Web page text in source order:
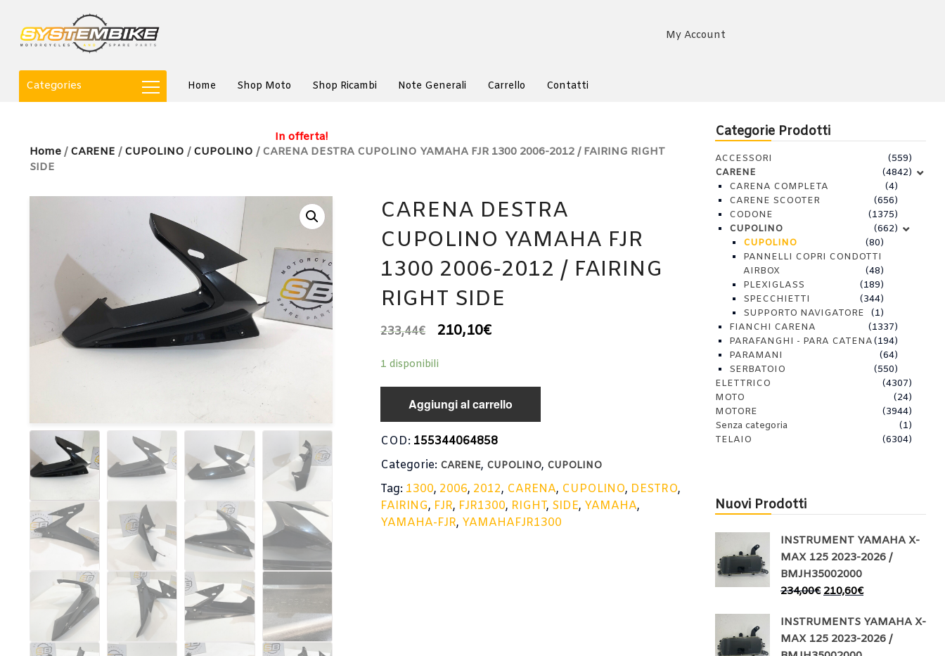
My Account
Categories Home Shop Moto Shop Ricambi Note Generali Carrello Contatti
Home / CARENE / CUPOLINO / CUPOLINO / CARENA DESTRA CUPOLINO YAMAHA FJR 1300 2006-2012 / FAIRING RIGHT
SIDE
In offerta!
CARENA DESTRA
CUPOLINO YAMAHA FJR
1300 2006-2012 / FAIRING
RIGHT SIDE
233,44€ 210,10€
1 disponibili
Aggiungi al carrello
COD: 155344064858
Categorie: CARENE, CUPOLINO, CUPOLINO
Tag: 1300, 2006, 2012, CARENA, CUPOLINO, DESTRO,
FAIRING, FJR, FJR1300, RIGHT, SIDE, YAMAHA,
YAMAHA-FJR, YAMAHAFJR1300
Categorie Prodotti
ACCESSORI
(559)
CARENE
(4842)
CARENA COMPLETA
(4)
CARENE SCOOTER
(656)
CODONE
(1375)
CUPOLINO
(662)
CUPOLINO
(80)
PANNELLI COPRI CONDOTTI
AIRBOX
(48)
PLEXIGLASS
(189)
SPECCHIETTI
(344)
SUPPORTO NAVIGATORE
(1)
FIANCHI CARENA
(1337)
PARAFANGHI - PARA CATENA(194)
PARAMANI
(64)
SERBATOIO
(550)
ELETTRICO
(4307)
MOTO
(24)
MOTORE
(3944)
Senza categoria
(1)
TELAIO
(6304)
Nuovi Prodotti
INSTRUMENT YAMAHA X-
MAX 125 2023-2026 /
BMJH35002000
234,00€ 210,60€
INSTRUMENTS YAMAHA X-
MAX 125 2023-2026 /